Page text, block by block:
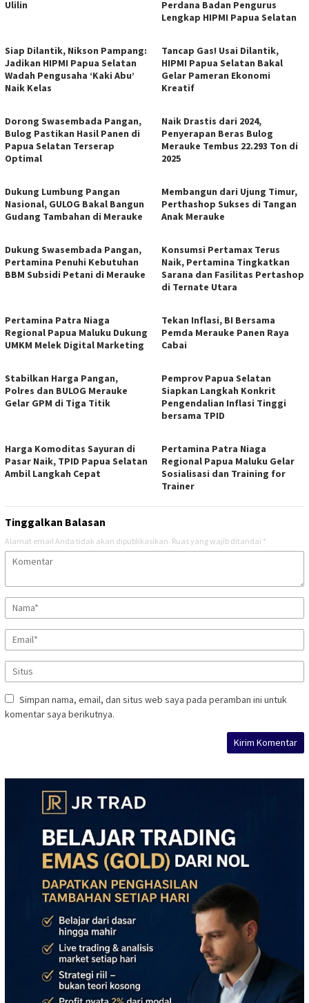
Ulilin
Perdana Badan Pengurus
Lengkap HIPMI Papua Selatan
Siap Dilantik, Nikson Pampang:
Jadikan HIPMI Papua Selatan
Wadah Pengusaha ‘Kaki Abu’
Naik Kelas
Tancap Gas! Usai Dilantik,
HIPMI Papua Selatan Bakal
Gelar Pameran Ekonomi
Kreatif
Dorong Swasembada Pangan,
Bulog Pastikan Hasil Panen di
Papua Selatan Terserap
Optimal
Naik Drastis dari 2024,
Penyerapan Beras Bulog
Merauke Tembus 22.293 Ton di
2025
Dukung Lumbung Pangan
Nasional, GULOG Bakal Bangun
Gudang Tambahan di Merauke
Membangun dari Ujung Timur,
Perthashop Sukses di Tangan
Anak Merauke
Dukung Swasembada Pangan,
Pertamina Penuhi Kebutuhan
BBM Subsidi Petani di Merauke
Konsumsi Pertamax Terus
Naik, Pertamina Tingkatkan
Sarana dan Fasilitas Pertashop
di Ternate Utara
Pertamina Patra Niaga
Regional Papua Maluku Dukung
UMKM Melek Digital Marketing
Tekan Inflasi, BI Bersama
Pemda Merauke Panen Raya
Cabai
Stabilkan Harga Pangan,
Polres dan BULOG Merauke
Gelar GPM di Tiga Titik
Pemprov Papua Selatan
Siapkan Langkah Konkrit
Pengendalian Inflasi Tinggi
bersama TPID
Harga Komoditas Sayuran di
Pasar Naik, TPID Papua Selatan
Ambil Langkah Cepat
Pertamina Patra Niaga
Regional Papua Maluku Gelar
Sosialisasi dan Training for
Trainer
Tinggalkan Balasan
Alamat email Anda tidak akan dipublikasikan. Ruas yang wajib ditandai *
Simpan nama, email, dan situs web saya pada peramban ini untuk
komentar saya berikutnya.